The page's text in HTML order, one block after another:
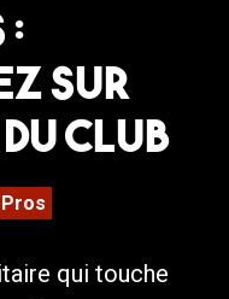
sur
club
Pros
qui touche